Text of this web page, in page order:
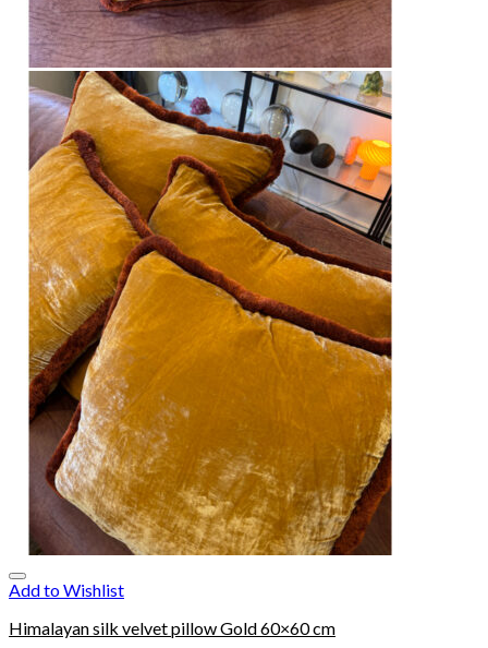
Add to Wishlist
Himalayan silk velvet pillow Gold 60×60 cm